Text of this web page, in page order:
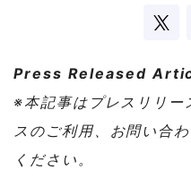
Press Released
※本記事はプレスリリ
スのご利用、お問い合
ください。